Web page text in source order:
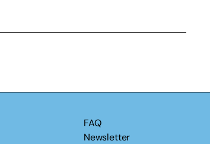
FAQ
Newsletter